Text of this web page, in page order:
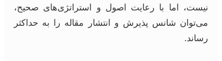
نیست، اما با رعایت اصول و استراتژی‌های صحیح،
می‌توان شانس پذیرش و انتشار مقاله را به حداکثر
رساند.